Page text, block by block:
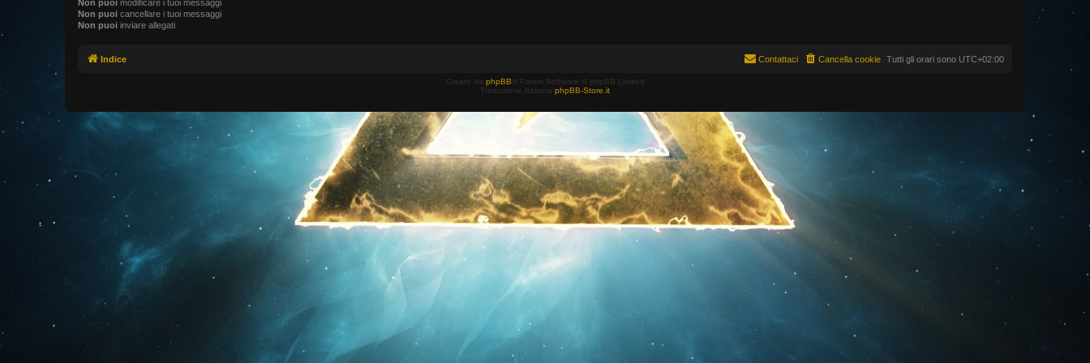
Non puoi modificare i tuoi messaggi
Non puoi cancellare i tuoi messaggi
Non puoi inviare allegati
Indice Tutti gli orari sono UTC+02:00
Cancella cookie
Contattaci
Creato da phpBB ® Forum Software © phpBB Limited
Traduzione Italiana phpBB-Store.it